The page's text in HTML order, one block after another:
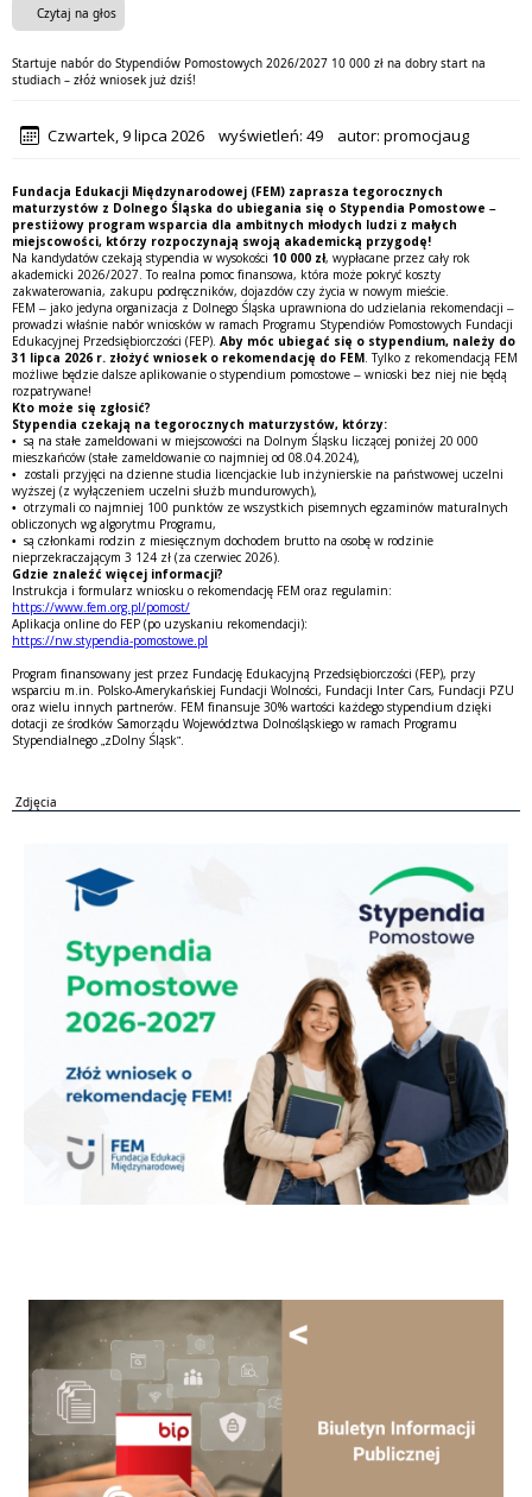
Czytaj na głos
Startuje nabór do Stypendiów Pomostowych 2026/2027 10 000 zł na dobry start na
studiach – złóż wniosek już dziś!
Czwartek, 9 lipca 2026 wyświetleń: 49 autor: promocjaug
Fundacja Edukacji Międzynarodowej (FEM) zaprasza tegorocznych
maturzystów z Dolnego Śląska do ubiegania się o Stypendia Pomostowe –
prestiżowy program wsparcia dla ambitnych młodych ludzi z małych
miejscowości, którzy rozpoczynają swoją akademicką przygodę!
Na kandydatów czekają stypendia w wysokości 10 000 zł, wypłacane przez cały rok
akademicki 2026/2027. To realna pomoc finansowa, która może pokryć koszty
zakwaterowania, zakupu podręczników, dojazdów czy życia w nowym mieście.
FEM – jako jedyna organizacja z Dolnego Śląska uprawniona do udzielania rekomendacji –
prowadzi właśnie nabór wniosków w ramach Programu Stypendiów Pomostowych Fundacji
Edukacyjnej Przedsiębiorczości (FEP). Aby móc ubiegać się o stypendium, należy do
31 lipca 2026 r. złożyć wniosek o rekomendację do FEM . Tylko z rekomendacją FEM
możliwe będzie dalsze aplikowanie o stypendium pomostowe – wnioski bez niej nie będą
rozpatrywane!
Kto może się zgłosić?
Stypendia czekają na tegorocznych maturzystów, którzy:
• są na stałe zameldowani w miejscowości na Dolnym Śląsku liczącej poniżej 20 000
mieszkańców (stałe zameldowanie co najmniej od 08.04.2024),
• zostali przyjęci na dzienne studia licencjackie lub inżynierskie na państwowej uczelni
wyższej (z wyłączeniem uczelni służb mundurowych),
• otrzymali co najmniej 100 punktów ze wszystkich pisemnych egzaminów maturalnych
obliczonych wg algorytmu Programu,
• są członkami rodzin z miesięcznym dochodem brutto na osobę w rodzinie
nieprzekraczającym 3 124 zł (za czerwiec 2026).
Gdzie znaleźć więcej informacji?
Instrukcja i formularz wniosku o rekomendację FEM oraz regulamin:
https://www.fem.org.pl/pomost/
Aplikacja online do FEP (po uzyskaniu rekomendacji):
https://nw.stypendia-pomostowe.pl
Program finansowany jest przez Fundację Edukacyjną Przedsiębiorczości (FEP), przy
wsparciu m.in. Polsko-Amerykańskiej Fundacji Wolności, Fundacji Inter Cars, Fundacji PZU
oraz wielu innych partnerów. FEM finansuje 30% wartości każdego stypendium dzięki
dotacji ze środków Samorządu Województwa Dolnośląskiego w ramach Programu
Stypendialnego „zDolny Śląsk”.
Zdjęcia